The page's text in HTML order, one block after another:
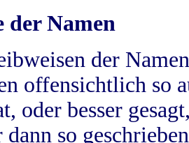
der Namen
der
offensichtlich so
oder besser
dann so